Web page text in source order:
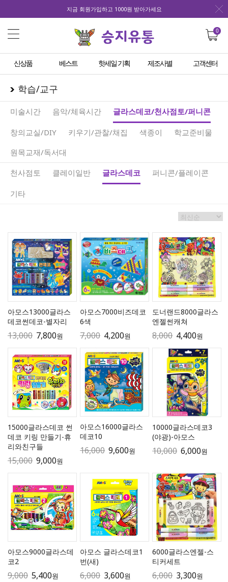
지금 회원가입하고 1000원 받아가세요
0
신상품 베스트 핫세일 기획 제조사별 고객센터
학습/교구
미술시간 음악/체육시간 글라스데코/천사점토/퍼니콘
창의교실/DIY 키우기/관찰/채집 색종이
학교준비물
원목교재/독서대
천사점토
클레이일반 글라스데코 퍼니콘/플레이콘
기타
아모스13000글라스
데코썬데코-별자리
13,000 7,800원
아모스7000비즈데코
6색
7,000 4,200원
도너랜드8000글라스
엔젤썬캐쳐
8,000 4,400원
15000글라스데코 썬
데코 키링 만들기-휴
리와친구들
15,000 9,000원
아모스16000글라스
데코10
16,000 9,600원
10000글라스데코3
(야광)-아모스
10,000 6,000원
아모스9000글라스데
코2
9,000 5,400원
아모스 글라스데코1
번(새)
6,000 3,600원
6000글라스엔젤-스
티커세트
6,000 3,300원